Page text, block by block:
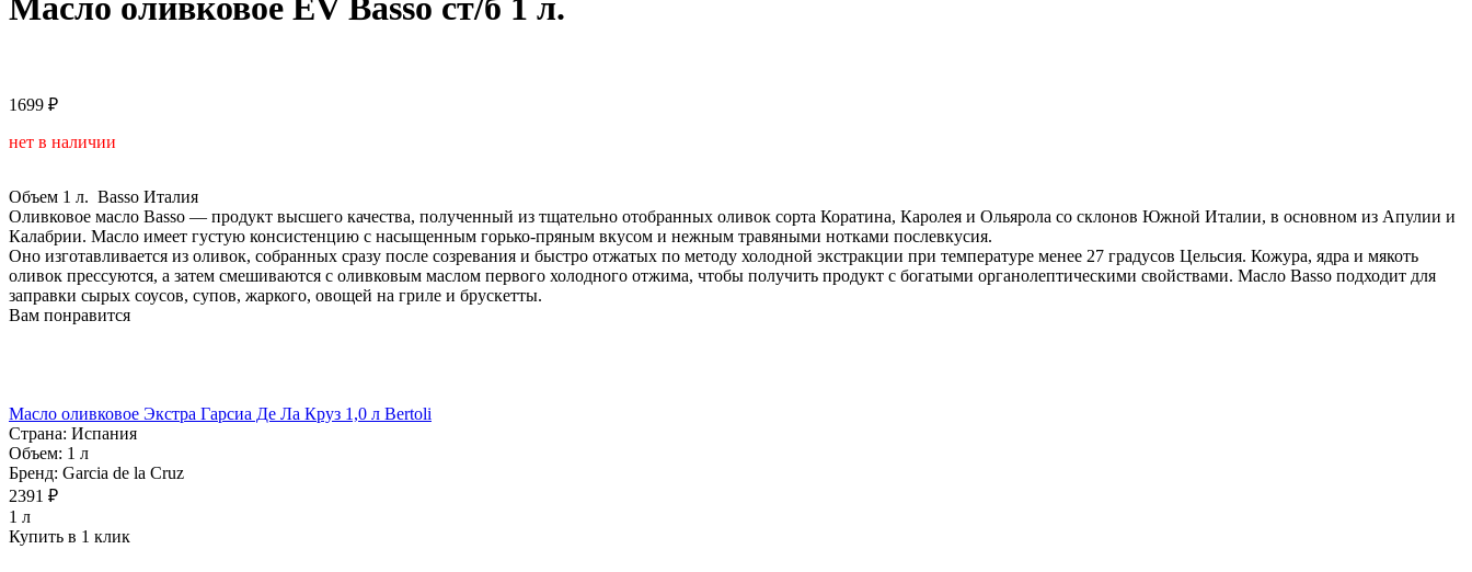
Масло оливковое EV Basso ст/б 1 л.
1699 ₽
нет в наличии
Объем 1 л. Basso Италия
Оливковое масло Basso — продукт высшего качества, полученный из тщательно отобранных оливок сорта Коратина, Каролея и Ольярола со склонов Южной Италии, в основном из Апулии и
Калабрии. Масло имеет густую консистенцию с насыщенным горько-пряным вкусом и нежным травяными нотками послевкусия.
Оно изготавливается из оливок, собранных сразу после созревания и быстро отжатых по методу холодной экстракции при температуре менее 27 градусов Цельсия. Кожура, ядра и мякоть
оливок прессуются, а затем смешиваются с оливковым маслом первого холодного отжима, чтобы получить продукт с богатыми органолептическими свойствами. Масло Basso подходит для
заправки сырых соусов, супов, жаркого, овощей на гриле и брускетты.
Вам понравится
Масло оливковое Экстра Гарсиа Де Ла Круз 1,0 л Bertoli
Страна: Испания
Объем: 1 л
Бренд: Garcia de la Cruz
2391 ₽
1 л
Купить в 1 клик